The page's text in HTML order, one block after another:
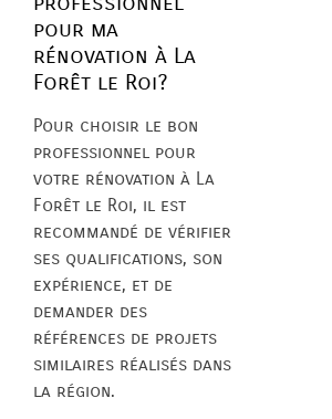
pour ma
rénovation à La
Forêt le Roi?
Pour choisir le bon
professionnel pour
votre rénovation à La
Forêt le Roi, il est
recommandé de vérifier
ses qualifications, son
expérience, et de
demander des
références de projets
similaires réalisés dans
la région.